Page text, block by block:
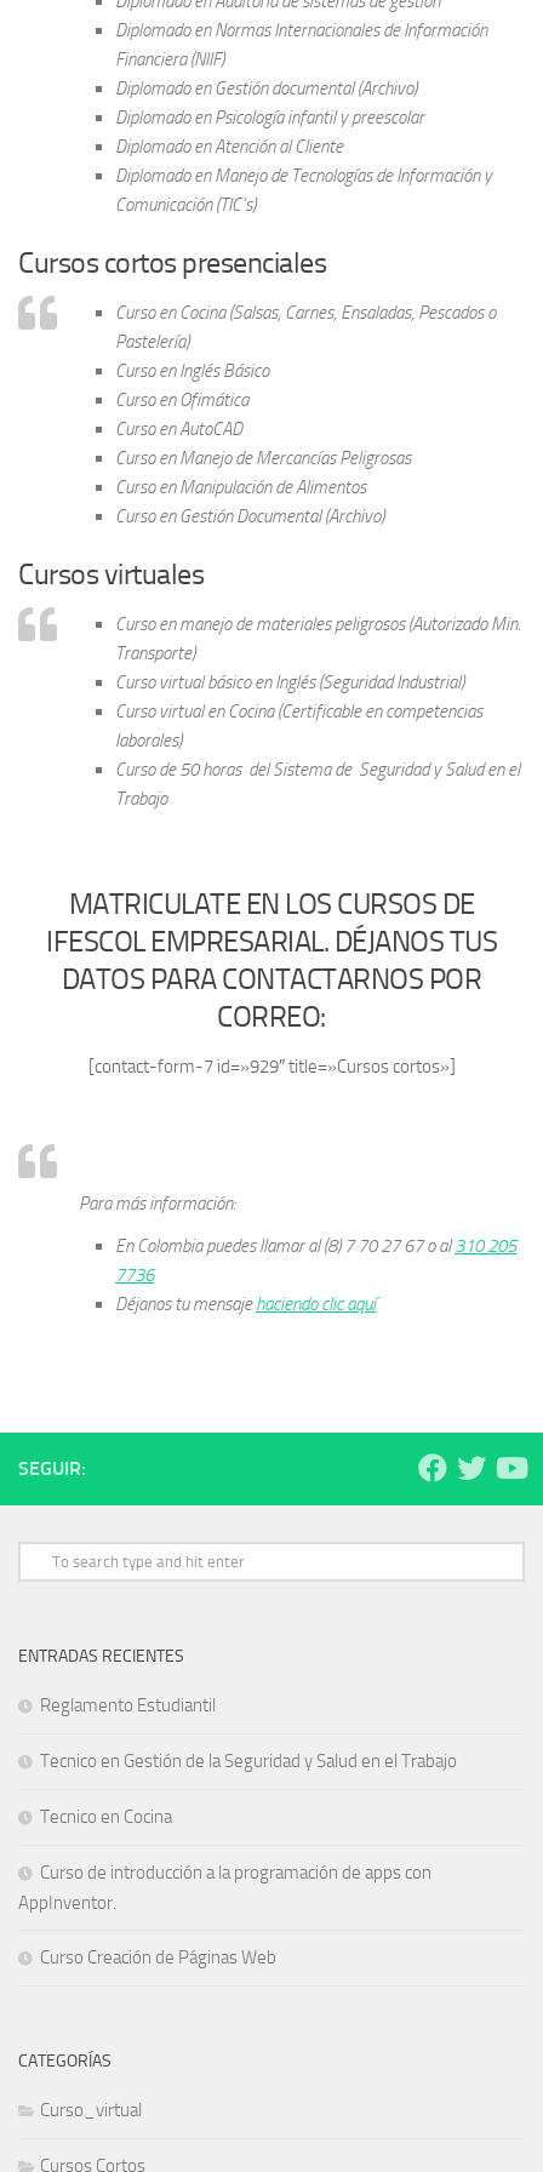
Diplomado en Normas Internacionales de Información
Financiera (NIIF)
Diplomado en Gestión documental (Archivo)
Diplomado en Psicología infantil y preescolar
Diplomado en Atención al Cliente
Diplomado en Manejo de Tecnologías de Información y
Comunicación (TIC’s)
Cursos cortos presenciales
Curso en Cocina (Salsas, Carnes, Ensaladas, Pescados o
Pastelería)
Curso en Inglés Básico
Curso en Ofimática
Curso en AutoCAD
Curso en Manejo de Mercancías Peligrosas
Curso en Manipulación de Alimentos
Curso en Gestión Documental (Archivo)
Cursos virtuales
Curso en manejo de materiales peligrosos (Autorizado Min.
Transporte)
Curso virtual básico en Inglés (Seguridad Industrial)
Curso virtual en Cocina (Certificable en competencias
laborales)
Curso de 50 horas del Sistema de Seguridad y Salud en el
Trabajo
MATRICULATE EN LOS CURSOS DE
IFESCOL EMPRESARIAL. DÉJANOS TUS
DATOS PARA CONTACTARNOS POR
CORREO:
[contact-form-7 id=»929″ title=»Cursos cortos»]
Para más información:
En Colombia puedes llamar al (8) 7 70 27 67 o al310 205
7736
Déjanos tu mensajehaciendo clic aquí
SEGUIR:
ENTRADAS RECIENTES
Reglamento Estudiantil
Tecnico en Gestión de la Seguridad y Salud en el Trabajo
Tecnico en Cocina
Curso de introducción a la programación de apps con
AppInventor.
Curso Creación de Páginas Web
CATEGORÍAS
Curso_virtual
Cursos Cortos